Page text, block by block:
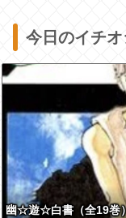
今日のイチ
幽☆遊☆白書（全19巻